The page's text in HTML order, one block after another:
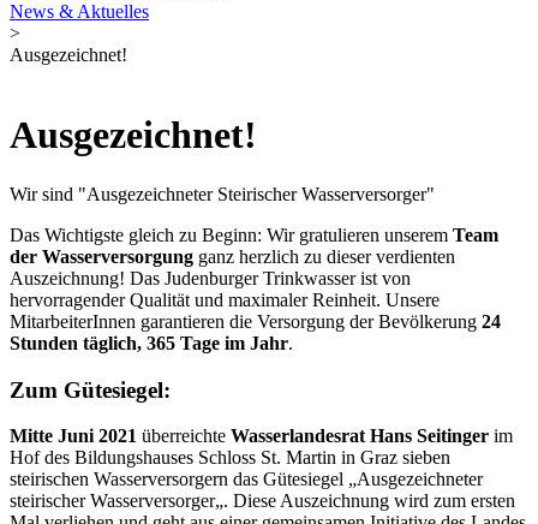
News & Aktuelles
>
Ausgezeichnet!
Ausgezeichnet!
Wir sind "Ausgezeichneter Steirischer Wasserversorger"
Das Wichtigste gleich zu Beginn: Wir gratulieren unserem Team
der Wasserversorgung ganz herzlich zu dieser verdienten
Auszeichnung! Das Judenburger Trinkwasser ist von
hervorragender Qualität und maximaler Reinheit. Unsere
MitarbeiterInnen garantieren die Versorgung der Bevölkerung 24
Stunden täglich, 365 Tage im Jahr.
Zum Gütesiegel:
Mitte Juni 2021 überreichte Wasserlandesrat Hans Seitinger im
Hof des Bildungshauses Schloss St. Martin in Graz sieben
steirischen Wasserversorgern das Gütesiegel „Ausgezeichneter
steirischer Wasserversorger„. Diese Auszeichnung wird zum ersten